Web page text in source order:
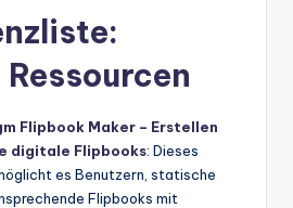
Flipbook Maker – Erstellen
digitale Flipbooks: Dieses
es Benutzern, statische
Flipbooks mit